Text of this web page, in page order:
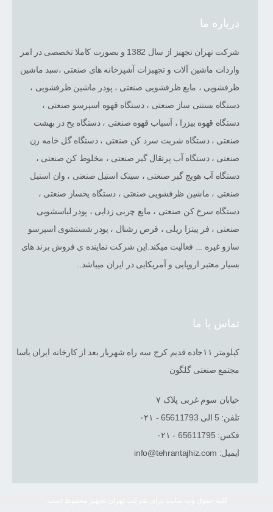
درباره ما
شرکت تهران تجهیز از سال 1382 و بصورت کاملا تخصصی در امر
واردات ماشین آلات و تجهبزات آشپزخانه های صنعتی ،سبد ماشین
ظرفشویی ، مایع ظرفشویی صنعتی ، پودر ماشین ظرفشویی ،
دستگاه بستنی ساز صنعتی ، دستگاه قهوه اسپرسو صنعتی ،
دستگاه قهوه بیزرا ، آسیاب قهوه صنعتی ، دستگاه یخ در بهشت
صنعتی ، دستگاه شربت سرد کن صنعتی ، دستگاه گل خامه زن
صنعتی ، دستگاه آب پرتقال گیر صنعتی ، مخلوط کن صنعتی ،
دستگاه آب هویج گیر صنعتی ، سینک استیل صنعتی ، وان استیل
صنعتی ، ماشین ظرفشویی صنعتی ، دستگاه یخساز صنعتی ،
دستگاه سرخ کن صنعتی ، مایع چربی زدایی ، پودر لباسشویی
صنعتی ، فر پیتزا ریلی ، قرص رشنال ، پودر شستشوی اسپرسو
سازو غیره ... فعالیت میکند.این شرکت نماینده ی فروش برند های
بسیار معتبر اروپایی و آمریکایی در ایران میباشد..
تماس با ما
کیلومتر ١١جاده قدیم کرج سه راه شهریار بعد از کارخانه ایران یاسا
مجتمع صنعتی گلگون
خیابان سوم غربی پلاک ٧
تلفن: 5 الی 65611793 - ۰۲۱
فکس: 65611795 - ۰۲۱
ایمیل: info@tehrantajhiz.com